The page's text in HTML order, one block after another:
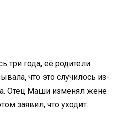
три года, её родители
что это случилось из-
Отец Маши изменял жене
заявил, что уходит.